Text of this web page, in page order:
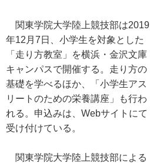
関東学院大学陸上競技部は2019
年12月7日、小学生を対象とした
「走り方教室」を横浜・金沢文庫
キャンパスで開催する。走り方の
基礎を学べるほか、「小学生アス
リートのための栄養講座」も行わ
れる。申込みは、Webサイトにて
受け付けている。
関東学院大学陸上競技部による